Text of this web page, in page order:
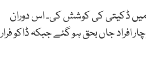
میں ڈکیتی کی کوشش کی۔ اس دوران
جاں بحق ہو گئے جبکہ ڈاکو فرار